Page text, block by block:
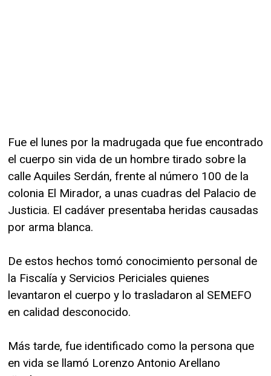
Fue el lunes por la madrugada que fue encontrado
el cuerpo sin vida de un hombre tirado sobre la
calle Aquiles Serdán, frente al número 100 de la
colonia El Mirador, a unas cuadras del Palacio de
Justicia. El cadáver presentaba heridas causadas
por arma blanca.
De estos hechos tomó conocimiento personal de
la Fiscalía y Servicios Periciales quienes
levantaron el cuerpo y lo trasladaron al SEMEFO
en calidad desconocido.
Más tarde, fue identificado como la persona que
en vida se llamó Lorenzo Antonio Arellano